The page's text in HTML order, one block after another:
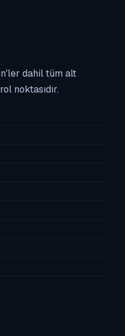
dahil tüm alt
noktasıdır.